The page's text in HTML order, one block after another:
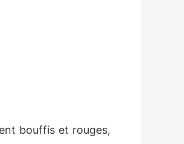
bouffis et rouges,